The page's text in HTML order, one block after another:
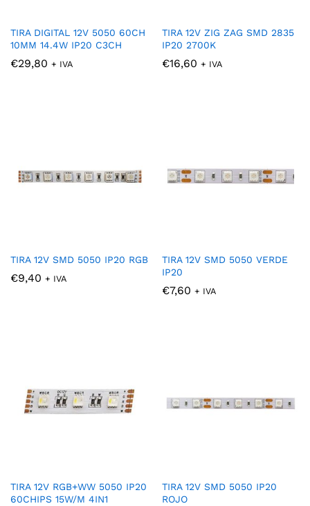
TIRA DIGITAL 12V 5050 60CH
10MM 14.4W IP20 C3CH
€29,80 + IVA
TIRA 12V ZIG ZAG SMD 2835
IP20 2700K
€16,60 + IVA
TIRA 12V SMD 5050 IP20 RGB
€9,40 + IVA
TIRA 12V SMD 5050 VERDE
IP20
€7,60 + IVA
TIRA 12V RGB+WW 5050 IP20
60CHIPS 15W/M 4IN1
TIRA 12V SMD 5050 IP20
ROJO